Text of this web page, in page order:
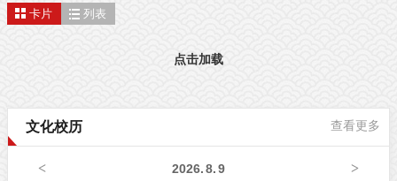
队联合物理学系季敏标团队，在国际学术期刊《细胞》（Cell）
mapping of glioma infiltration”，推出全新超快速三维病理技术平
受激拉曼散射（SRS）成像原理，创新性融合快速组织透明化技
术与无监督学习图像生成算法，解决了三维病理成像周期漫长的
卡片 列表
点击加载
文化校历 查看更多
< >
2026.8.9